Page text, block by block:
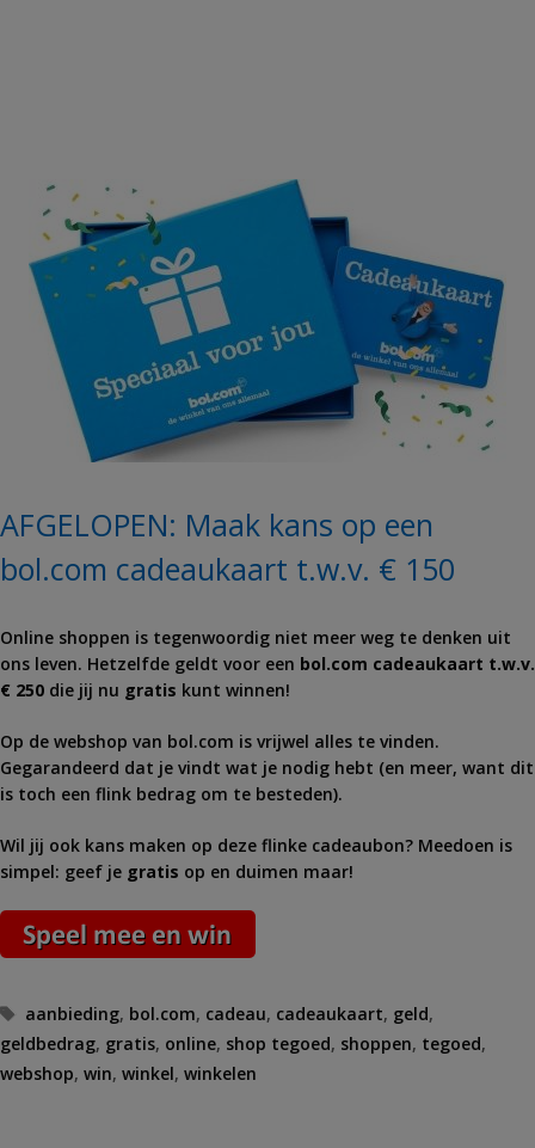
AFGELOPEN: Maak kans op een
bol.com cadeaukaart t.w.v. € 150
Online shoppen is tegenwoordig niet meer weg te denken uit
ons leven. Hetzelfde geldt voor een bol.com cadeaukaart t.w.v.
€ 250 die jij nu gratis kunt winnen!
Op de webshop van bol.com is vrijwel alles te vinden.
Gegarandeerd dat je vindt wat je nodig hebt (en meer, want dit
is toch een flink bedrag om te besteden).
Wil jij ook kans maken op deze flinke cadeaubon? Meedoen is
simpel: geef je gratis op en duimen maar!
Tags
aanbieding, bol.com, cadeau, cadeaukaart, geld,
geldbedrag, gratis, online, shop tegoed, shoppen, tegoed,
webshop, win, winkel, winkelen